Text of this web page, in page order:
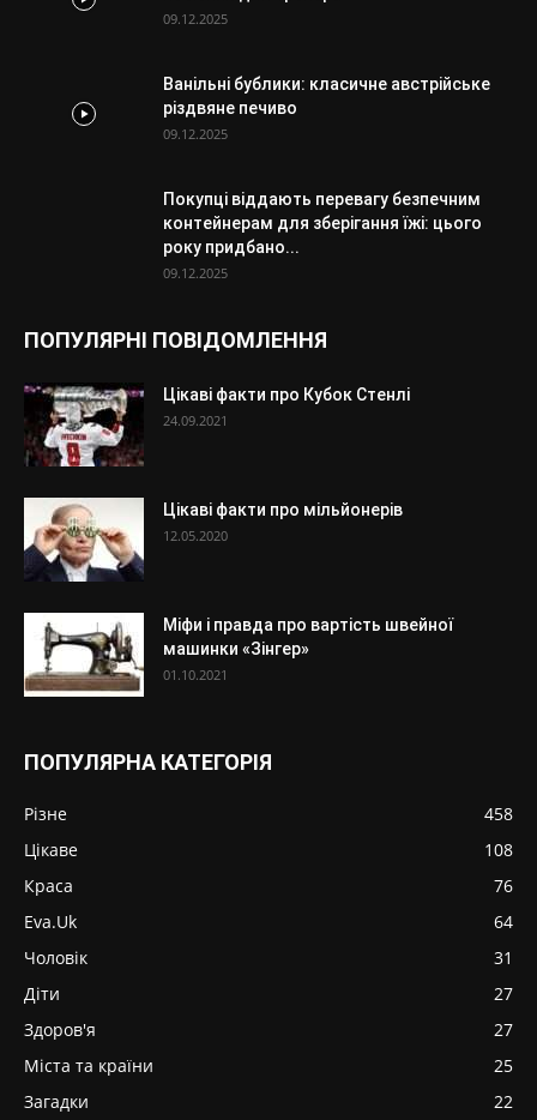
09.12.2025
Ванільні бублики: класичне австрійське
різдвяне печиво
09.12.2025
Покупці віддають перевагу безпечним
контейнерам для зберігання їжі: цього
року придбано...
09.12.2025
ПОПУЛЯРНІ ПОВІДОМЛЕННЯ
Цікаві факти про Кубок Стенлі
24.09.2021
Цікаві факти про мільйонерів
12.05.2020
Міфи і правда про вартість швейної
машинки «Зінгер»
01.10.2021
ПОПУЛЯРНА КАТЕГОРІЯ
Різне
458
Цікаве
108
Краса
76
Eva.Uk
64
Чоловік
31
Діти
27
Здоров'я
27
Міста та країни
25
Загадки
22